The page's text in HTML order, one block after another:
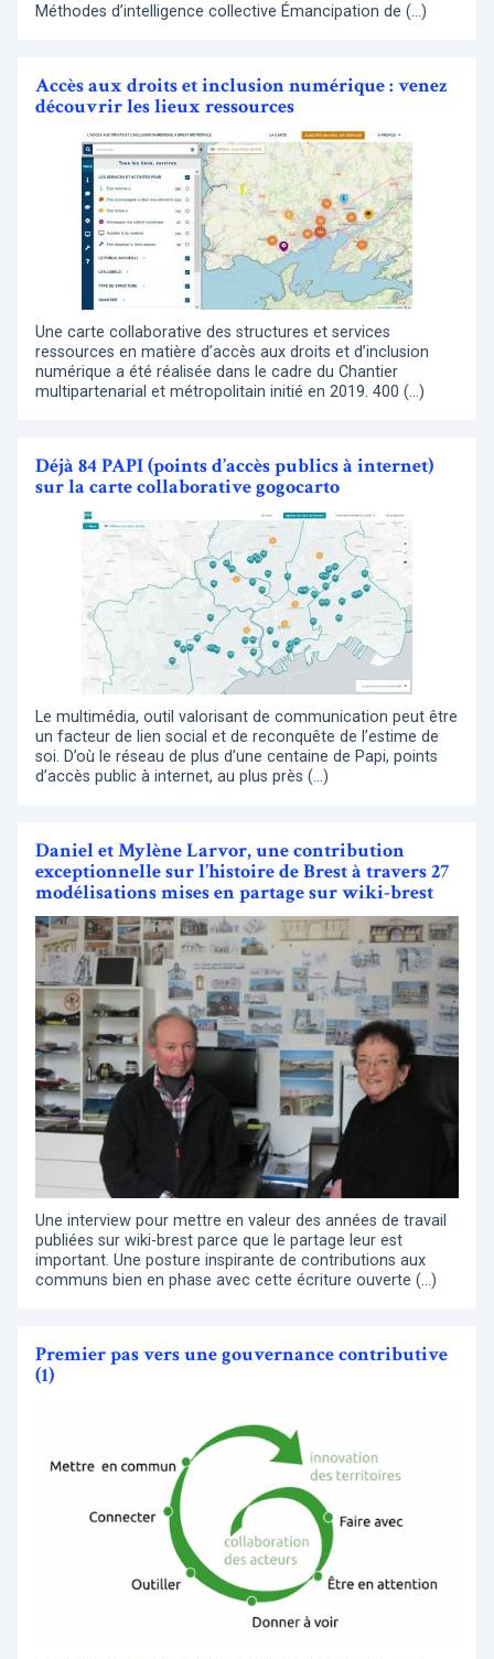
Méthodes d’intelligence collective Émancipation de (…)
Accès aux droits et inclusion numérique : venez
découvrir les lieux ressources
Une carte collaborative des structures et services
ressources en matière d’accès aux droits et d’inclusion
numérique a été réalisée dans le cadre du Chantier
multipartenarial et métropolitain initié en 2019. 400 (…)
Déjà 84 PAPI (points d’accès publics à internet)
sur la carte collaborative gogocarto
Le multimédia, outil valorisant de communication peut être
un facteur de lien social et de reconquête de l’estime de
soi. D’où le réseau de plus d’une centaine de Papi, points
d’accès public à internet, au plus près (…)
Daniel et Mylène Larvor, une contribution
exceptionnelle sur l’histoire de Brest à travers 27
modélisations mises en partage sur wiki-brest
Une interview pour mettre en valeur des années de travail
publiées sur wiki-brest parce que le partage leur est
important. Une posture inspirante de contributions aux
communs bien en phase avec cette écriture ouverte (…)
Premier pas vers une gouvernance contributive
(1)